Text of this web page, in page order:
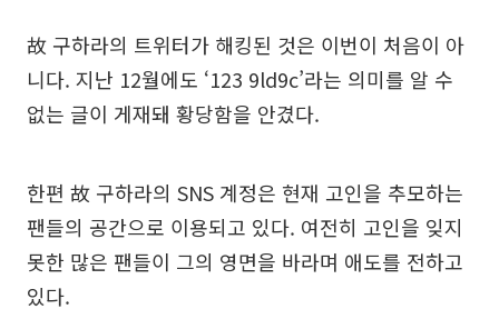
故 구하라의 트위터가 해킹된 것은 이번이 처음이 아
니다. 지난 12월에도 ‘123 9ld9c’라는 의미를 알 수
없는 글이 게재돼 황당함을 안겼다.
한편 故 구하라의 SNS 계정은 현재 고인을 추모하는
팬들의 공간으로 이용되고 있다. 여전히 고인을 잊지
못한 많은 팬들이 그의 영면을 바라며 애도를 전하고
있다.